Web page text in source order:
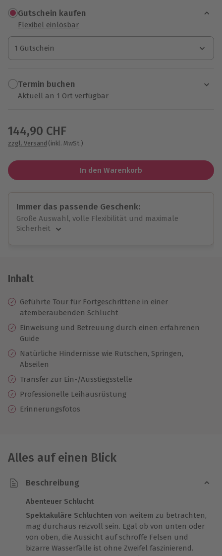
Gutschein kaufen
Flexibel einlösbar
1 Gutschein
1 Gutschein
1 Gutschein
Termin buchen
Aktuell an 1 Ort verfügbar
144,90 CHF
zzgl. Versand (inkl. MwSt.)
In den Warenkorb
Immer das passende Geschenk:
Große Auswahl, volle Flexibilität und maximale
Sicherheit
Jeder Gutschein für alle Erlebnisse einlösbar.
10 Jahre gültig & verlängerbar.
Inhalt
Geführte Tour für Fortgeschrittene in einer
atemberaubenden Schlucht
Einweisung und Betreuung durch einen erfahrenen
Guide
Natürliche Hindernisse wie Rutschen, Springen,
Abseilen
Transfer zur Ein-/Ausstiegsstelle
Professionelle Leihausrüstung
Erinnerungsfotos
Alles auf einen Blick
Beschreibung
Abenteuer Schlucht
Spektakuläre Schluchten von weitem zu betrachten,
mag durchaus reizvoll sein. Egal ob von unten oder
von oben, die Aussicht auf schroffe Felsen und
bizarre Wasserfälle ist ohne Zweifel faszinierend.